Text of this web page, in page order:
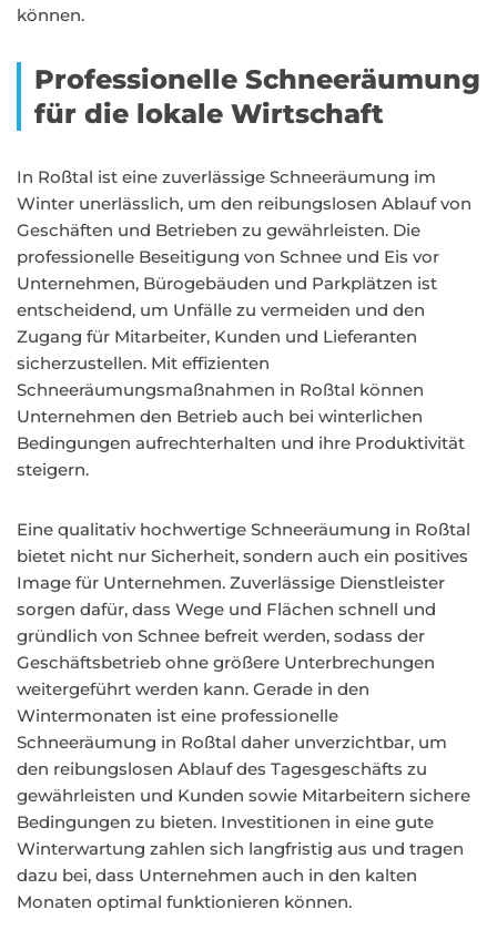
können.
Professionelle Schneeräumung
für die lokale Wirtschaft
In Roßtal ist eine zuverlässige Schneeräumung im
Winter unerlässlich, um den reibungslosen Ablauf von
Geschäften und Betrieben zu gewährleisten. Die
professionelle Beseitigung von Schnee und Eis vor
Unternehmen, Bürogebäuden und Parkplätzen ist
entscheidend, um Unfälle zu vermeiden und den
Zugang für Mitarbeiter, Kunden und Lieferanten
sicherzustellen. Mit effizienten
Schneeräumungsmaßnahmen in Roßtal können
Unternehmen den Betrieb auch bei winterlichen
Bedingungen aufrechterhalten und ihre Produktivität
steigern.
Eine qualitativ hochwertige Schneeräumung in Roßtal
bietet nicht nur Sicherheit, sondern auch ein positives
Image für Unternehmen. Zuverlässige Dienstleister
sorgen dafür, dass Wege und Flächen schnell und
gründlich von Schnee befreit werden, sodass der
Geschäftsbetrieb ohne größere Unterbrechungen
weitergeführt werden kann. Gerade in den
Wintermonaten ist eine professionelle
Schneeräumung in Roßtal daher unverzichtbar, um
den reibungslosen Ablauf des Tagesgeschäfts zu
gewährleisten und Kunden sowie Mitarbeitern sichere
Bedingungen zu bieten. Investitionen in eine gute
Winterwartung zahlen sich langfristig aus und tragen
dazu bei, dass Unternehmen auch in den kalten
Monaten optimal funktionieren können.